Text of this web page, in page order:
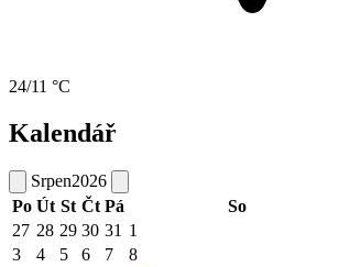
24/11 °C
Kalendář
Srpen2026
Po Út St Čt Pá So
27 28 29 30 31 1
3
4 5 6 7 8